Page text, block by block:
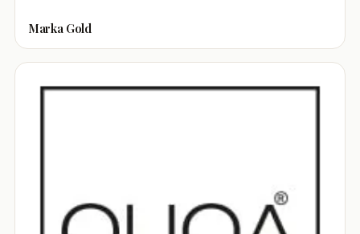
Marka Gold